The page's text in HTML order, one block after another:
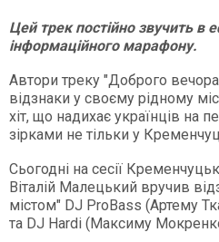
Цей трек постійно звучить в
інформаційного марафону.
Автори треку "Доброго
відзнаки у своєму рідному
хіт, що надихає українців на
зірками не тільки у
Сьогодні на сесії
Віталій Малецький вручив
містом" DJ ProBass (Артему
та DJ Hardi (Максиму